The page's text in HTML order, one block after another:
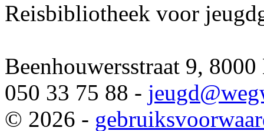
Reisbibliotheek voor
Beenhouwersstraat 9,
050 33 75 88 - jeugd
© 2026 -